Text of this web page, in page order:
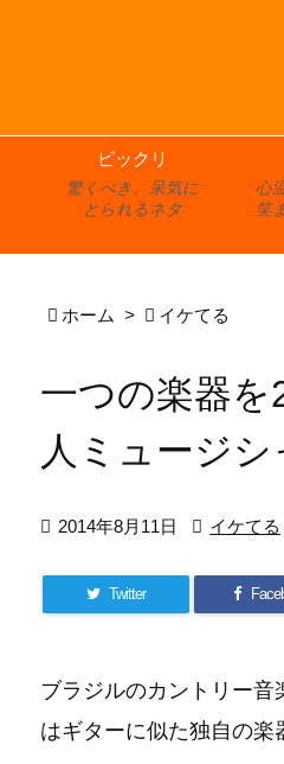
ビックリ
驚くべき、呆気に
とられるネタ
心
笑
 ホーム >  イケてる
一つの楽器
人ミュージシ
 2014年8月11日  イケてる
Twitter
ブラジルのカントリー音
はギターに似た独自の楽